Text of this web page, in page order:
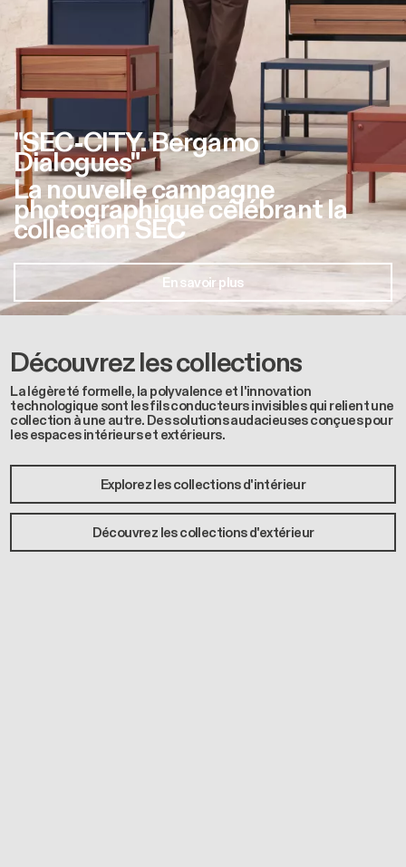
"SEC-CITY. Bergamo
Dialogues"
La nouvelle campagne
photographique célébrant la
collection SEC
En savoir plus
Découvrez les collections
La légèreté formelle, la polyvalence et l'innovation
technologique sont les fils conducteurs invisibles qui relient une
collection à une autre. Des solutions audacieuses conçues pour
les espaces intérieurs et extérieurs.
Explorez les collections d'intérieur
Découvrez les collections d'extérieur